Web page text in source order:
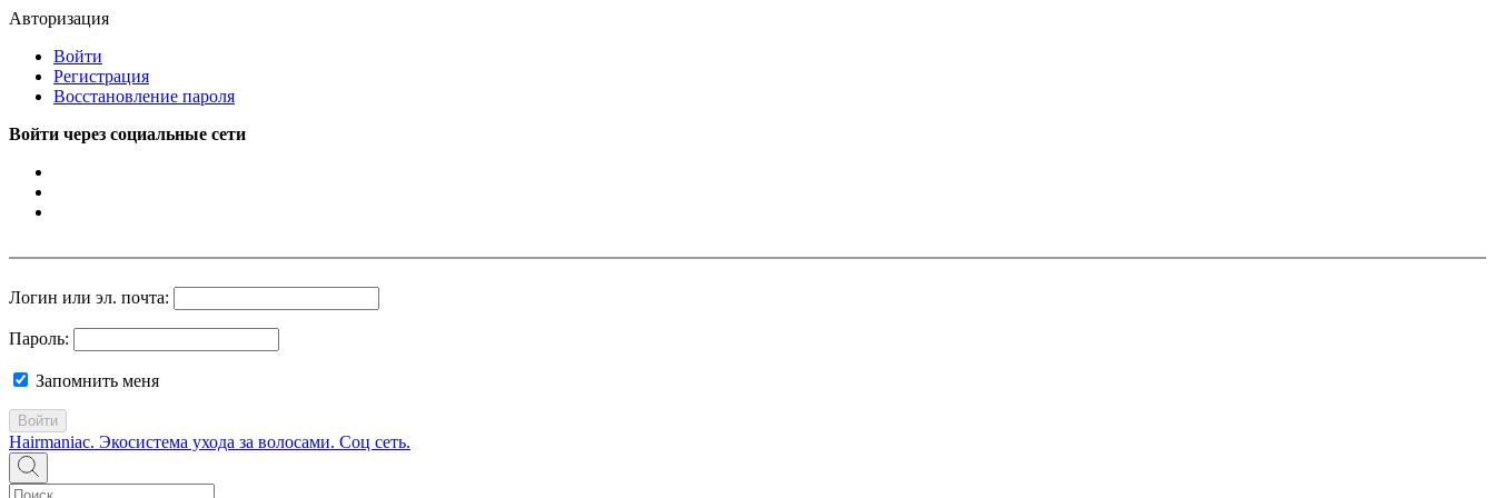
Авторизация
Войти
Регистрация
Восстановление пароля
Войти через социальные сети
Логин или эл. почта:
Пароль:
Запомнить меня
Войти
Hairmaniac. Экосистема ухода за волосами. Соц сеть.